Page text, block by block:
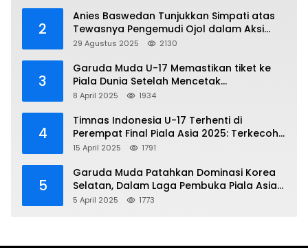
2
Anies Baswedan Tunjukkan Simpati atas
Tewasnya Pengemudi Ojol dalam Aksi
Demo
29 Agustus 2025 2130
3
Garuda Muda U-17 Memastikan tiket ke
Piala Dunia Setelah Mencetak
Kemenangan Gemilang atas Yaman 4-1 di
8 April 2025 1934
4
Timnas Indonesia U-17 Terhenti di
Perempat Final Piala Asia 2025: Terkecoh
Korea Utara
15 April 2025 1791
5
Garuda Muda Patahkan Dominasi Korea
Selatan, Dalam Laga Pembuka Piala Asia
2025 U-17
5 April 2025 1773